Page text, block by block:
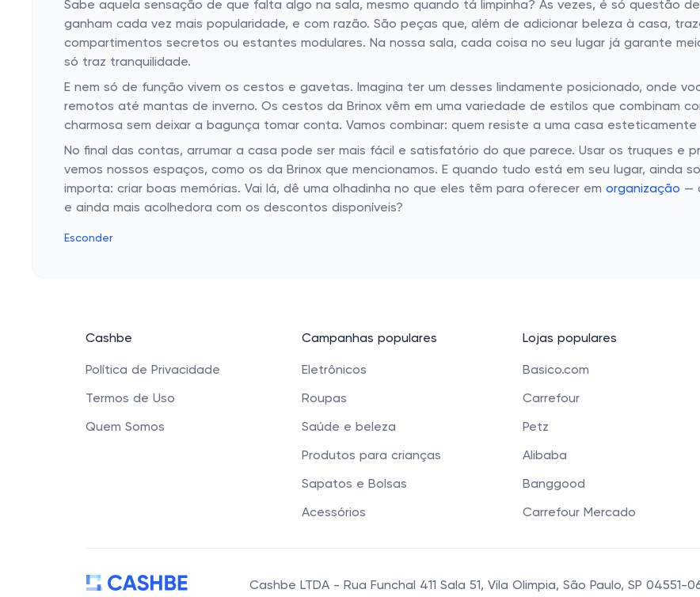
Sabe aquela sensação de que falta algo na sala, mesmo quando tá limpinha? Às vezes, é só questão
ganham cada vez mais popularidade, e com razão. São peças que, além de adicionar beleza à casa,
compartimentos secretos ou estantes modulares. Na nossa sala, cada coisa no seu lugar já garante
só traz tranquilidade.
E nem só de função vivem os cestos e gavetas. Imagina ter um desses lindamente posicionado, onde
remotos até mantas de inverno. Os cestos da Brinox vêm em uma variedade de estilos que combinam
charmosa sem deixar a bagunça tomar conta. Vamos combinar: quem resiste a uma casa
No final das contas, arrumar a casa pode ser mais fácil e satisfatório do que parece. Usar os truques e
vemos nossos espaços, como os da Brinox que mencionamos. E quando tudo está em seu lugar, ainda
importa: criar boas memórias. Vai lá, dê uma olhadinha no que eles têm para oferecer em organização —
e ainda mais acolhedora com os descontos disponíveis?
Esconder
Cashbe
Política de Privacidade
Termos de Uso
Quem Somos
Campanhas populares
Eletrônicos
Roupas
Saúde e beleza
Produtos para crianças
Sapatos e Bolsas
Acessórios
Lojas populares
Basico.com
Carrefour
Petz
Alibaba
Banggood
Carrefour Mercado
Cashbe LTDA - Rua Funchal 411 Sala 51, Vila Olimpia, São Paulo, SP